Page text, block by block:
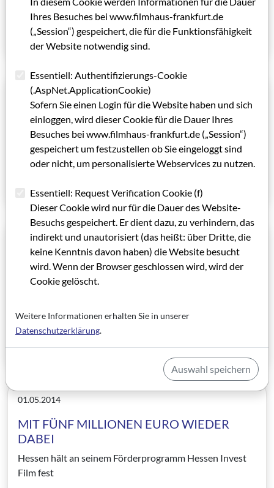
Artikel lesen
01.05.2014
Einblick in die Kunst der Bildgestaltung
14. Marburger Kamerapreis an Pawel Edelman verliehen
Von Achim Friederich
01.05.2014
DREI MÄNNER AUF DEM RIEDBERG
Oder: Wie bekommt man eine Million Euro von Hessen
Von Ursula Vossen*
Artikel lesen
01.05.2014
MIT FÜNF MILLIONEN EURO WIEDER
DABEI
Hessen hält an seinem Förderprogramm Hessen Invest
Film fest
Ihres Besuches bei www.filmhaus-frankfurt.de
(„Session“) gespeichert, die für die Funktionsfähigkeit
der Website notwendig sind.
Essentiell: Authentifizierungs-Cookie
(.AspNet.ApplicationCookie)
Sofern Sie einen Login für die Website haben und sich
einloggen, wird dieser Cookie für die Dauer Ihres
Besuches bei www.filmhaus-frankfurt.de („Session“)
gespeichert um festzustellen ob Sie eingeloggt sind
oder nicht, um personalisierte Webservices zu nutzen.
Essentiell: Request Verification Cookie (f)
Dieser Cookie wird nur für die Dauer des Website-
Besuchs gespeichert. Er dient dazu, zu verhindern, das
indirekt und unautorisiert (das heißt: über Dritte, die
keine Kenntnis davon haben) die Website besucht
wird. Wenn der Browser geschlossen wird, wird der
Cookie gelöscht.
Weitere Informationen erhalten Sie in unserer
Datenschutzerklärung.
Auswahl speichern